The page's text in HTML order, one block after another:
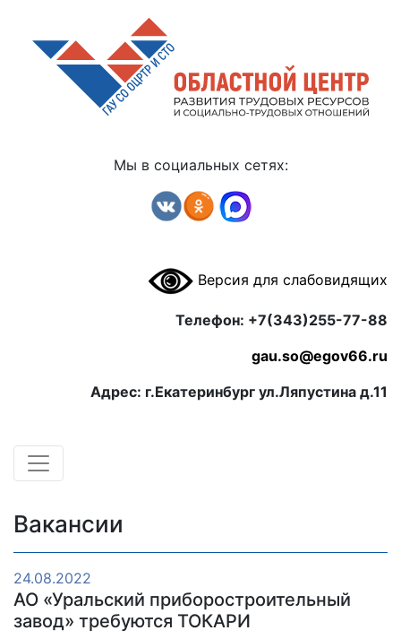
Мы в социальных сетях:
Версия для слабовидящих
Телефон: +7(343)255-77-88
gau.so@egov66.ru
Адрес: г.Екатеринбург ул.Ляпустина д.11
Вакансии
24.08.2022
АО «Уральский приборостроительный
завод» требуются ТОКАРИ